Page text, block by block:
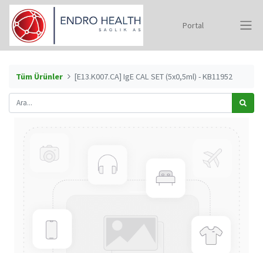
Portal
Tüm Ürünler [E13.K007.CA] IgE CAL SET (5x0,5ml) - KB11952